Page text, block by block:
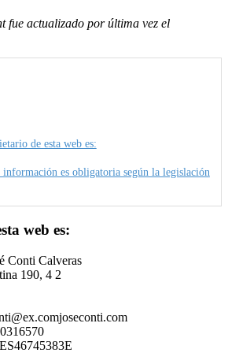
fue actualizado por última vez el
de esta web es:
es obligatoria según la legislación
web es:
Conti Calveras
190, 4 2
ex.comjoseconti.com